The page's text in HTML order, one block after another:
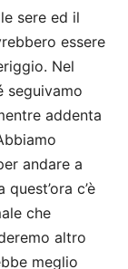
sere ed il
essere
Nel
seguivamo
addenta
andare a
c’è
che
altro
meglio